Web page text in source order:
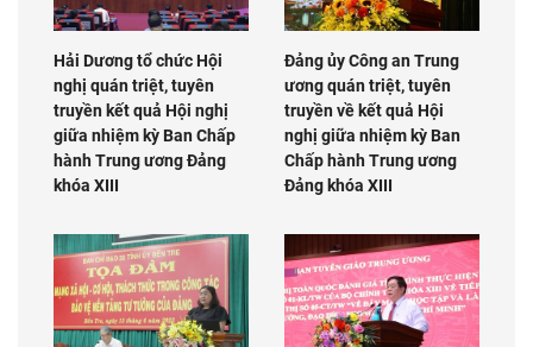
Hải Dương tổ chức Hội
nghị quán triệt, tuyên
truyền kết quả Hội nghị
giữa nhiệm kỳ Ban Chấp
hành Trung ương Đảng
khóa XIII
Đảng ủy Công an Trung
ương quán triệt, tuyên
truyền về kết quả Hội
nghị giữa nhiệm kỳ Ban
Chấp hành Trung ương
Đảng khóa XIII